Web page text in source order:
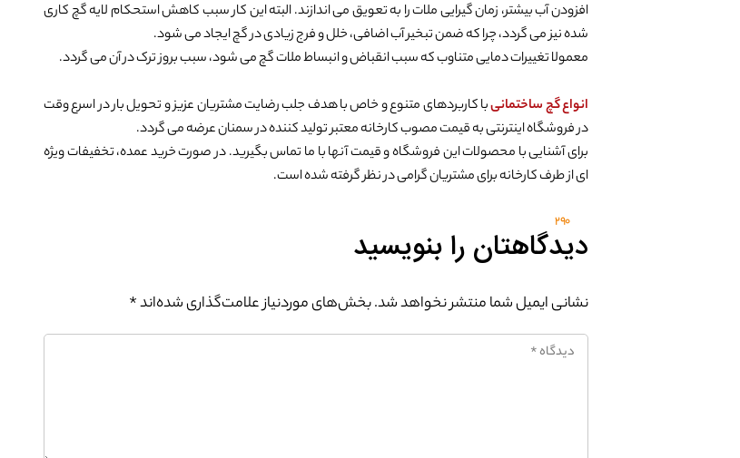
افزودن آب بیشتر، زمان گیرایی ملات را به تعویق می اندازند. البته این کار سبب کاهش استحکام لایه گچ کاری
شده نیز می گردد، چرا که ضمن تبخیر آب اضافی، خلل و فرج زیادی در گچ ایجاد می شود.
معمولا تغییرات دمایی متناوب که سبب انقباض و انبساط ملات گچ می شود، سبب بروز ترک در آن می گردد.
انواع گچ ساختمانیبا کاربردهای متنوع و خاص با هدف جلب رضایت مشتریان عزیز و تحویل بار در اسرع وقت
در فروشگاه اینترنتی به قیمت مصوب کارخانه معتبر تولید کننده در سمنان عرضه می گردد.
برای آشنایی با محصولات این فروشگاه و قیمت آنها با ما تماس بگیرید. در صورت خرید عمده، تخفیفات ویژه
ای از طرف کارخانه برای مشتریان گرامی در نظر گرفته شده است.
290
دیدگاهتان را بنویسید
نشانی ایمیل شما منتشر نخواهد شد.بخش‌های موردنیاز علامت‌گذاری شده‌اند*
0%